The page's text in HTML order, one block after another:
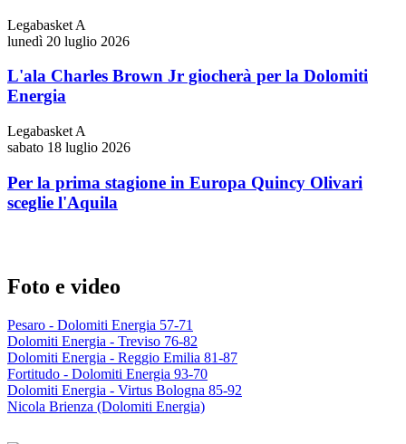
Legabasket A
lunedì 20 luglio 2026
L'ala Charles Brown Jr giocherà per la Dolomiti
Energia
Legabasket A
sabato 18 luglio 2026
Per la prima stagione in Europa Quincy Olivari
sceglie l'Aquila
Foto e video
Pesaro - Dolomiti Energia 57-71
Dolomiti Energia - Treviso 76-82
Dolomiti Energia - Reggio Emilia 81-87
Fortitudo - Dolomiti Energia 93-70
Dolomiti Energia - Virtus Bologna 85-92
Nicola Brienza (Dolomiti Energia)